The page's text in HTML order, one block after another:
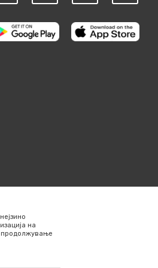
на
продолжување